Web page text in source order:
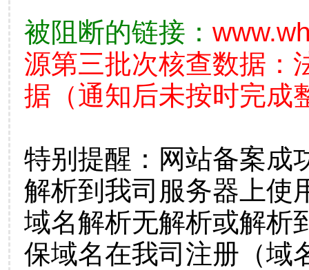
被阻断的链接：
源第三批次核查数据：
据（通知后未按时完成
特别提醒：网站备案成
解析到我司服务器上使
域名解析无解析或解析
保域名在我司注册（域